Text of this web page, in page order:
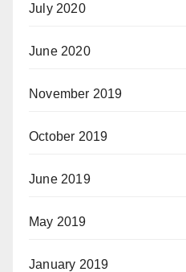
July 2020
June 2020
November 2019
October 2019
June 2019
May 2019
January 2019